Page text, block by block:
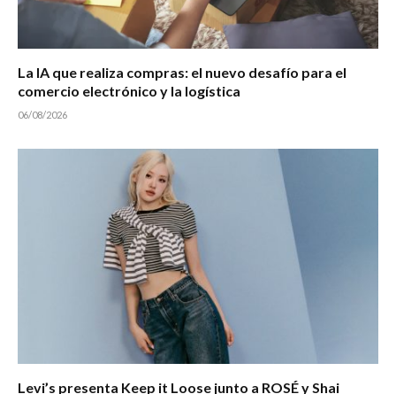
La IA que realiza compras: el nuevo desafío para el
comercio electrónico y la logística
06/08/2026
Levi’s presenta Keep it Loose junto a ROSÉ y Shai